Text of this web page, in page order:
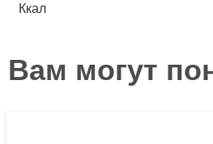
Ккал
Вам могут